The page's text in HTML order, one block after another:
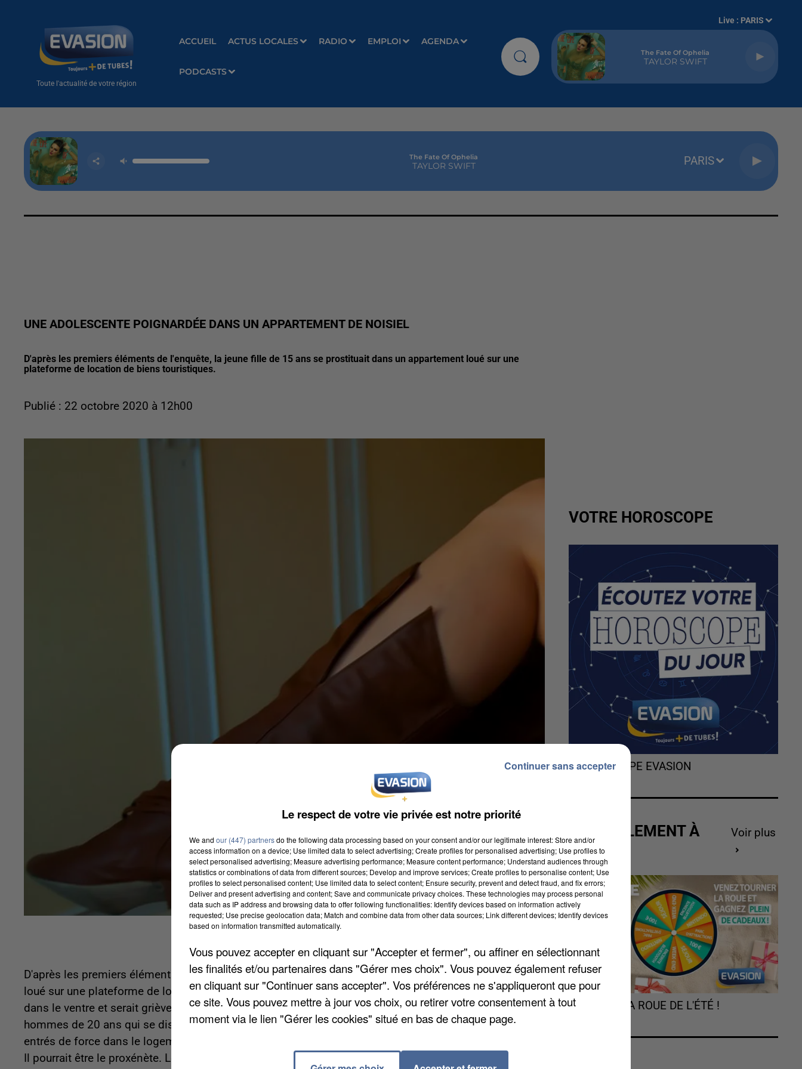
Toute l'actualité de votre région
ACCUEIL ACTUS LOCALES RADIO EMPLOI AGENDA
PODCASTS
Live : PARIS
The Fate Of Ophelia
TAYLOR SWIFT
The Fate Of Ophelia
TAYLOR SWIFT PARIS
UNE ADOLESCENTE POIGNARDÉE DANS UN APPARTEMENT DE NOISIEL
D'après les premiers éléments de l'enquête, la jeune fille de 15 ans se prostituait dans un appartement loué sur une
plateforme de location de biens touristiques.
Publié : 22 octobre 2020 à 12h00
D'après les premiers éléments de l'enquête, la jeune fille de 15 ans se prostituait dans un appartement
loué sur une plateforme de location de biens touristiques. Elle aurait reçu plusieurs coups de couteau
dans le ventre et serait grièvement blessée. La police a interpellé et placé en garde à vue deux
hommes de 20 ans qui se disent être de simples clients. Ils affirment que plusieurs individus sont
entrés de force dans le logement et ont agressé l'ado. Le locataire de l'appartement a aussi été arrêté.
Il pourrait être le proxénète. Le logement aurait été loué sur une plateforme spécialisée dans la
VOTRE HOROSCOPE
L'HOROSCOPE EVASION
ACTUELLEMENT À
GAGNER
Voir plus
TOURNEZ LA ROUE DE L'ÉTÉ !
Le respect de votre vie privée est notre priorité
We and our (447) partnersdo the following data processing based on your consent and/or our legitimate interest: Store and/or
access information on a device; Use limited data to select advertising; Create profiles for personalised advertising; Use profiles to
select personalised advertising; Measure advertising performance; Measure content performance; Understand audiences through
statistics or combinations of data from different sources; Develop and improve services; Create profiles to personalise content; Use
profiles to select personalised content; Use limited data to select content; Ensure security, prevent and detect fraud, and fix errors;
Deliver and present advertising and content; Save and communicate privacy choices. These technologies may process personal
data such as IP address and browsing data to offer following functionalities: Identify devices based on information actively
requested; Use precise geolocation data; Match and combine data from other data sources; Link different devices; Identify devices
based on information transmitted automatically.
Vous pouvez accepter en cliquant sur "Accepter et fermer", ou affiner en sélectionnant
les finalités et/ou partenaires dans "Gérer mes choix". Vous pouvez également refuser
en cliquant sur "Continuer sans accepter". Vos préférences ne s'appliqueront que pour
ce site. Vous pouvez mettre à jour vos choix, ou retirer votre consentement à tout
moment via le lien "Gérer les cookies" situé en bas de chaque page.
Continuer sans accepter